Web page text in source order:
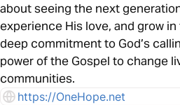
about seeing the next
experience His love, and grow
deep commitment to God’s
power of the Gospel to change
communities.
https://OneHope.net